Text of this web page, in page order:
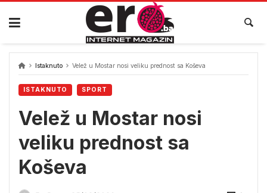
Skip
content
Istaknuto Velež u Mostar nosi veliku prednost sa Koševa
ISTAKNUTO SPORT
Velež u Mostar nosi
veliku prednost sa
Koševa